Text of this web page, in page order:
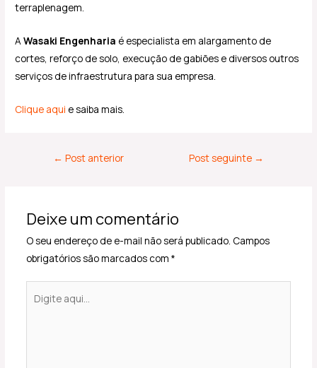
terraplenagem.
AWasaki Engenharia é especialista em alargamento de
cortes, reforço de solo, execução de gabiões e diversos outros
serviços de infraestrutura para sua empresa.
Clique aqui e saiba mais.
← Post anterior Post seguinte →
Deixe um comentário
O seu endereço de e-mail não será publicado. Campos
obrigatórios são marcados com *
aqui...